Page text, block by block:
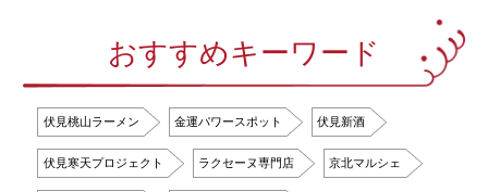
おすすめキーワード
伏見桃山ラーメン 金運パワースポット 伏見新酒
伏見寒天プロジェクト ラクセーヌ専門店 京北マルシェ